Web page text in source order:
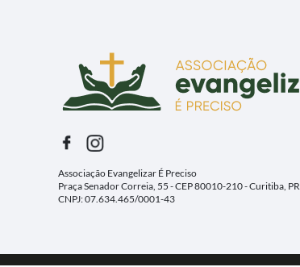
Associação Evangelizar É Preciso
Praça Senador Correia, 55 - CEP 80010-210 - Curitiba, PR
CNPJ: 07.634.465/0001-43